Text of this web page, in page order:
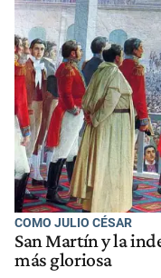
COMO JULIO CÉSAR
San Martín y la
más gloriosa